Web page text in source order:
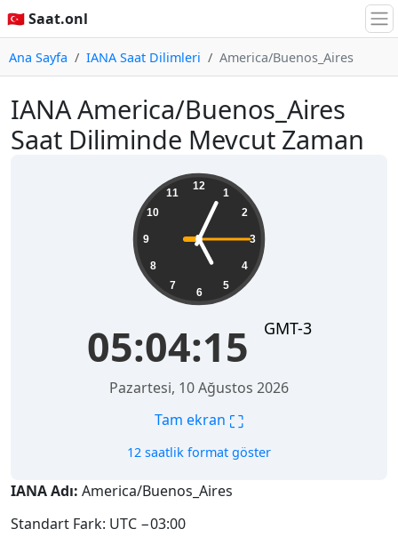
🇹🇷 Saat.onl
Ana Sayfa IANA Saat Dilimleri America/Buenos_Aires
IANA America/Buenos_Aires
Saat Diliminde Mevcut Zaman
12
1
2
3
4
5
6
7
8
9
10
11
05:04:16 GMT-3
Pazartesi, 10 Ağustos 2026
Tam ekran ⛶
12 saatlik format göster
IANA Adı: America/Buenos_Aires
Standart Fark: UTC −03:00